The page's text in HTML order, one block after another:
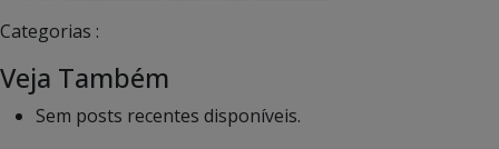
Categorias :
Veja Também
Sem posts recentes disponíveis.